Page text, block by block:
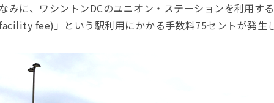
みに、ワシントンDCのユニオン・ステーションを利用す
fee)」という駅利用にかかる手数料75セントが発生